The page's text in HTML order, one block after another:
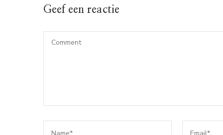
Geef een reactie